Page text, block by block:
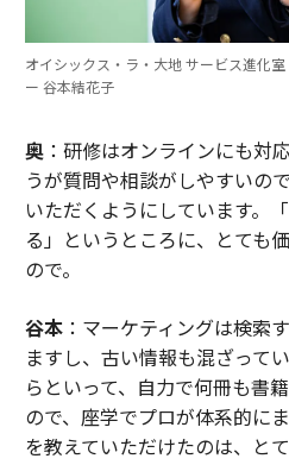
オイシックス・ラ・大地 サービス進化
ー 谷本結花子
奥：研修はオンラインにも対
うが質問や相談がしやすいの
いただくようにしています。
る」というところに、とても
ので。
谷本：マーケティングは検索
ますし、古い情報も混ざって
らといって、自力で何冊も書
ので、座学でプロが体系的に
を教えていただけたのは、と